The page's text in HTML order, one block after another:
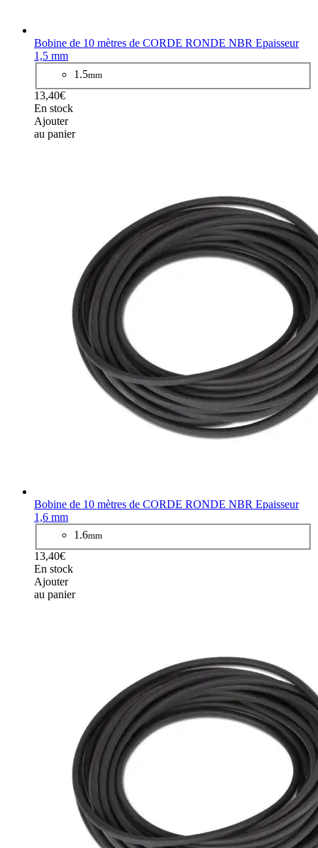
Bobine de 10 mètres de CORDE RONDE NBR Epaisseur
1,5 mm
1.5mm
13,40€
En stock
Ajouter
au panier
Bobine de 10 mètres de CORDE RONDE NBR Epaisseur
1,6 mm
1.6mm
13,40€
En stock
Ajouter
au panier